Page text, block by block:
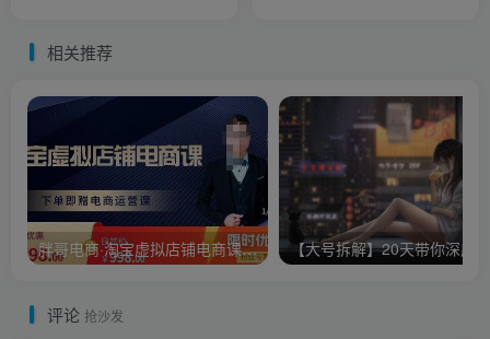
相关推荐
胖哥电商·淘宝虚拟店铺电商课，解决小白做电商的困惑，新人一台手机也能做电商
评论 抢沙发